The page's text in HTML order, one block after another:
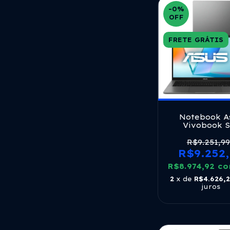
-0%
OFF
FRETE GRÁTIS
Notebook
Vivobook
Ultra 5 225h
Ram 512gb
Windows 11
Led Fhd
Ly113w
R$9.251,99
R$8.974,92
2 x de
juros